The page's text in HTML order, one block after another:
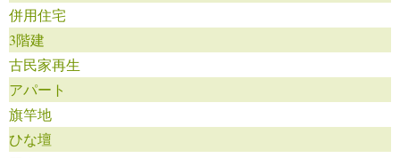
併用住宅
3階建
古民家再生
アパート
旗竿地
ひな壇